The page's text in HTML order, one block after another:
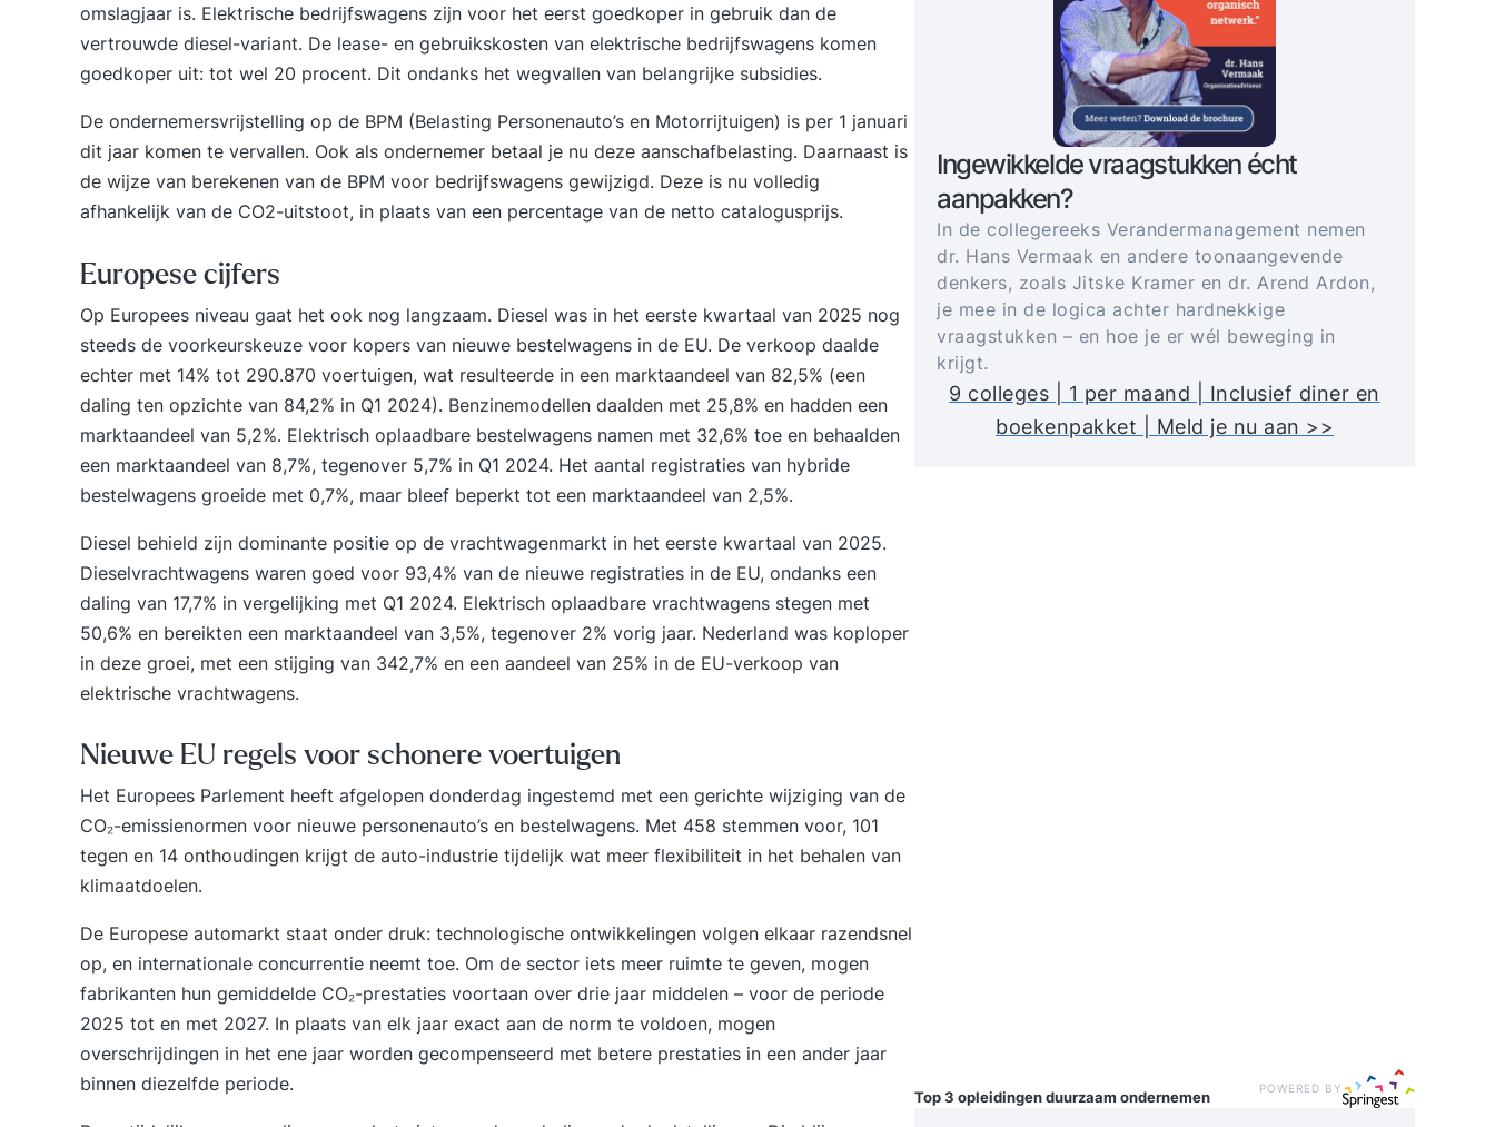
omslagjaar is. Elektrische bedrijfswagens zijn voor het eerst goedkoper in gebruik dan de
vertrouwde diesel-variant. De lease- en gebruikskosten van elektrische bedrijfswagens komen
goedkoper uit: tot wel 20 procent. Dit ondanks het wegvallen van belangrijke subsidies.
De ondernemersvrijstelling op de BPM (Belasting Personenauto’s en Motorrijtuigen) is per 1 januari
dit jaar komen te vervallen. Ook als ondernemer betaal je nu deze aanschafbelasting. Daarnaast is
de wijze van berekenen van de BPM voor bedrijfswagens gewijzigd. Deze is nu volledig
afhankelijk van de CO2-uitstoot, in plaats van een percentage van de netto catalogusprijs.
Europese cijfers
Op Europees niveau gaat het ook nog langzaam. Diesel was in het eerste kwartaal van 2025 nog
steeds de voorkeurskeuze voor kopers van nieuwe bestelwagens in de EU. De verkoop daalde
echter met 14% tot 290.870 voertuigen, wat resulteerde in een marktaandeel van 82,5% (een
daling ten opzichte van 84,2% in Q1 2024). Benzinemodellen daalden met 25,8% en hadden een
marktaandeel van 5,2%. Elektrisch oplaadbare bestelwagens namen met 32,6% toe en behaalden
een marktaandeel van 8,7%, tegenover 5,7% in Q1 2024. Het aantal registraties van hybride
bestelwagens groeide met 0,7%, maar bleef beperkt tot een marktaandeel van 2,5%.
Diesel behield zijn dominante positie op de vrachtwagenmarkt in het eerste kwartaal van 2025.
Dieselvrachtwagens waren goed voor 93,4% van de nieuwe registraties in de EU, ondanks een
daling van 17,7% in vergelijking met Q1 2024. Elektrisch oplaadbare vrachtwagens stegen met
50,6% en bereikten een marktaandeel van 3,5%, tegenover 2% vorig jaar. Nederland was koploper
in deze groei, met een stijging van 342,7% en een aandeel van 25% in de EU-verkoop van
elektrische vrachtwagens.
Nieuwe EU regels voor schonere voertuigen
Het Europees Parlement heeft afgelopen donderdag ingestemd met een gerichte wijziging van de
CO₂-emissienormen voor nieuwe personenauto’s en bestelwagens. Met 458 stemmen voor, 101
tegen en 14 onthoudingen krijgt de auto-industrie tijdelijk wat meer flexibiliteit in het behalen van
klimaatdoelen.
De Europese automarkt staat onder druk: technologische ontwikkelingen volgen elkaar razendsnel
op, en internationale concurrentie neemt toe. Om de sector iets meer ruimte te geven, mogen
fabrikanten hun gemiddelde CO₂-prestaties voortaan over drie jaar middelen – voor de periode
2025 tot en met 2027. In plaats van elk jaar exact aan de norm te voldoen, mogen
overschrijdingen in het ene jaar worden gecompenseerd met betere prestaties in een ander jaar
binnen diezelfde periode.
Ingewikkelde vraagstukken écht
aanpakken?
In de collegereeks Verandermanagement nemen
dr. Hans Vermaak en andere toonaangevende
denkers, zoals Jitske Kramer en dr. Arend Ardon,
je mee in de logica achter hardnekkige
vraagstukken – en hoe je er wél beweging in
krijgt.
9 colleges | 1 per maand | Inclusief diner en
boekenpakket | Meld je nu aan >>
Top 3 opleidingenduurzaam ondernemen POWERED BY